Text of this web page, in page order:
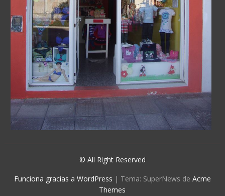
© All Right Reserved
Funciona gracias a WordPress | Tema: SuperNews de Acme
Themes